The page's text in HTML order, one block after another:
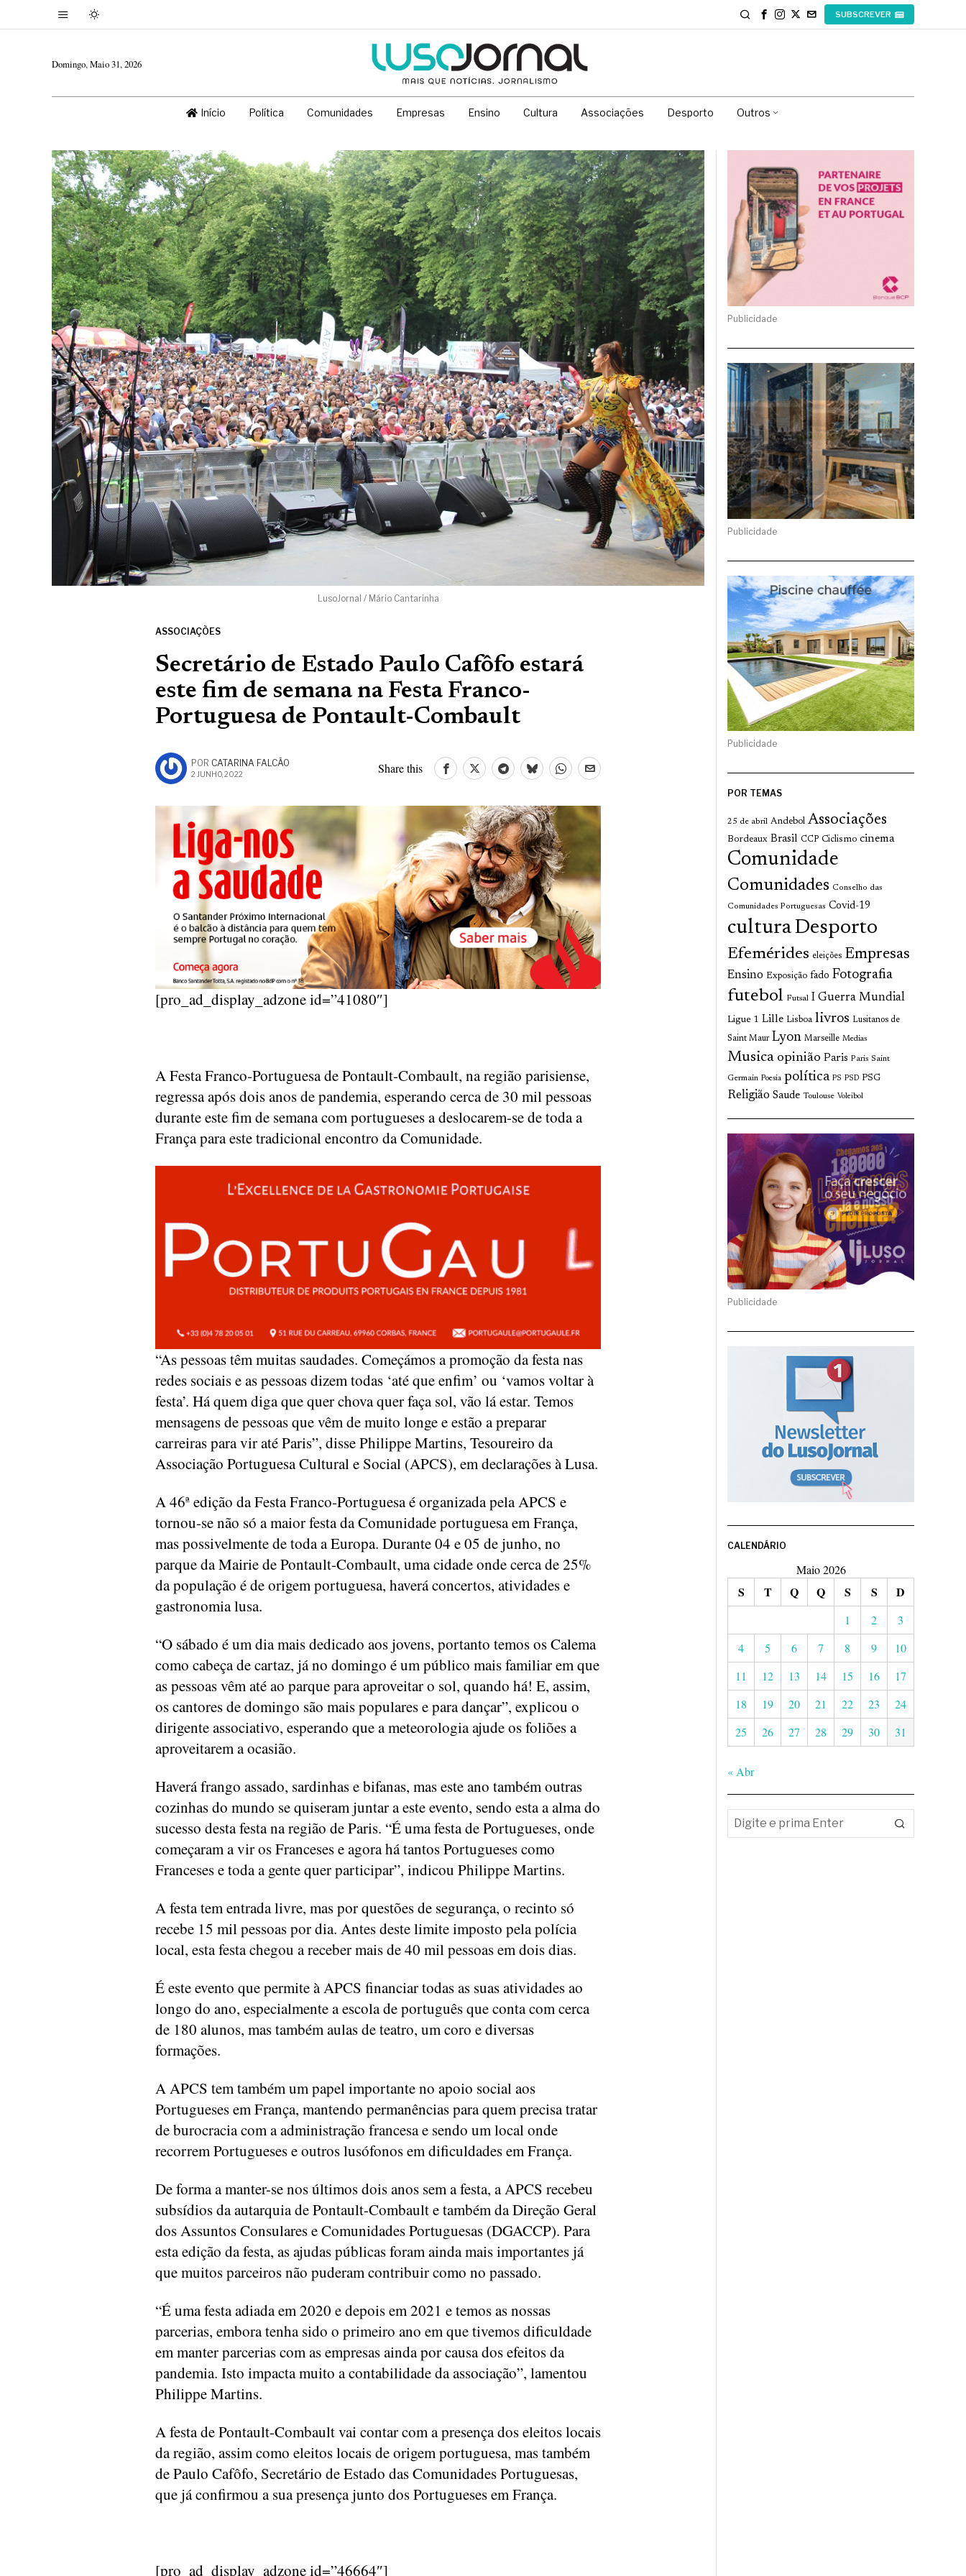
SUBSCREVER
Domingo, Maio 31, 2026
Início Política Comunidades Empresas Ensino Cultura Associações Desporto Outros
LusoJornal / Mário Cantarinha
ASSOCIAÇÕES
Secretário de Estado Paulo Cafôfo estará
este fim de semana na Festa Franco-
Portuguesa de Pontault-Combault
POR CATARINA FALCÃO
2 JUNHO, 2022 Share this
[pro_ad_display_adzone id=”41080″]
A Festa Franco-Portuguesa de Pontault-Combault, na região parisiense,
regressa após dois anos de pandemia, esperando cerca de 30 mil pessoas
durante este fim de semana com portugueses a deslocarem-se de toda a
França para este tradicional encontro da Comunidade.
“As pessoas têm muitas saudades. Começámos a promoção da festa nas
redes sociais e as pessoas dizem todas ‘até que enfim’ ou ‘vamos voltar à
festa’. Há quem diga que quer chova quer faça sol, vão lá estar. Temos
mensagens de pessoas que vêm de muito longe e estão a preparar
carreiras para vir até Paris”, disse Philippe Martins, Tesoureiro da
Associação Portuguesa Cultural e Social (APCS), em declarações à Lusa.
A 46ª edição da Festa Franco-Portuguesa é organizada pela APCS e
tornou-se não só a maior festa da Comunidade portuguesa em França,
mas possivelmente de toda a Europa. Durante 04 e 05 de junho, no
parque da Mairie de Pontault-Combault, uma cidade onde cerca de 25%
da população é de origem portuguesa, haverá concertos, atividades e
gastronomia lusa.
“O sábado é um dia mais dedicado aos jovens, portanto temos os Calema
como cabeça de cartaz, já no domingo é um público mais familiar em que
as pessoas vêm até ao parque para aproveitar o sol, quando há! E, assim,
os cantores de domingo são mais populares e para dançar”, explicou o
dirigente associativo, esperando que a meteorologia ajude os foliões a
aproveitarem a ocasião.
Haverá frango assado, sardinhas e bifanas, mas este ano também outras
cozinhas do mundo se quiseram juntar a este evento, sendo esta a alma do
sucesso desta festa na região de Paris. “É uma festa de Portugueses, onde
começaram a vir os Franceses e agora há tantos Portugueses como
Franceses e toda a gente quer participar”, indicou Philippe Martins.
A festa tem entrada livre, mas por questões de segurança, o recinto só
recebe 15 mil pessoas por dia. Antes deste limite imposto pela polícia
local, esta festa chegou a receber mais de 40 mil pessoas em dois dias.
É este evento que permite à APCS financiar todas as suas atividades ao
longo do ano, especialmente a escola de português que conta com cerca
de 180 alunos, mas também aulas de teatro, um coro e diversas
formações.
A APCS tem também um papel importante no apoio social aos
Portugueses em França, mantendo permanências para quem precisa tratar
de burocracia com a administração francesa e sendo um local onde
recorrem Portugueses e outros lusófonos em dificuldades em França.
De forma a manter-se nos últimos dois anos sem a festa, a APCS recebeu
subsídios da autarquia de Pontault-Combault e também da Direção Geral
dos Assuntos Consulares e Comunidades Portuguesas (DGACCP). Para
esta edição da festa, as ajudas públicas foram ainda mais importantes já
que muitos parceiros não puderam contribuir como no passado.
“É uma festa adiada em 2020 e depois em 2021 e temos as nossas
parcerias, embora tenha sido o primeiro ano em que tivemos dificuldade
em manter parcerias com as empresas ainda por causa dos efeitos da
pandemia. Isto impacta muito a contabilidade da associação”, lamentou
Philippe Martins.
A festa de Pontault-Combault vai contar com a presença dos eleitos locais
da região, assim como eleitos locais de origem portuguesa, mas também
de Paulo Cafôfo, Secretário de Estado das Comunidades Portuguesas,
que já confirmou a sua presença junto dos Portugueses em França.
[pro_ad_display_adzone id=”46664″]
Publicidade
Publicidade
Publicidade
POR TEMAS
25 de abril Andebol Associações
Bordeaux Brasil CCP Ciclismo cinema
Comunidade
Comunidades Conselho das
Comunidades Portuguesas Covid-19
culturaDesporto
Efemérides eleições Empresas
Ensino Exposição fado Fotografia
futebol Futsal I Guerra Mundial
Ligue 1 Lille Lisboa livros Lusitanos de
Saint Maur Lyon Marseille Medias
Musica opinião Paris Paris Saint
Germain Poesia política PS PSD PSG
Religião Saude Toulouse Voleibol
Publicidade
CALENDÁRIO
Maio 2026
S T Q Q S S D
1 2
3
4
5 6 7 8 9
10
11
12 13 14 15 16
17
18
19 20 21 22 23
24
25
26 27 28 29 30 31
« Abr